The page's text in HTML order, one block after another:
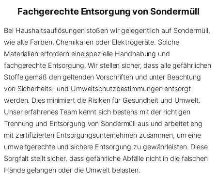
Fachgerechte Entsorgung vonSondermüll
Bei Haushaltsauflösungen stoßen wir gelegentlich auf Sondermüll,
wie alte Farben, Chemikalien oder Elektrogeräte. Solche
Materialien erfordern eine spezielle Handhabung und
fachgerechte Entsorgung. Wir stellen sicher, dass alle gefährlichen
Stoffe gemäß den geltenden Vorschriften und unter Beachtung
von Sicherheits- und Umweltschutzbestimmungen entsorgt
werden. Dies minimiert die Risiken für Gesundheit und Umwelt.
Unser erfahrenes Team kennt sich bestens mit der richtigen
Trennung und Entsorgung von Sondermüll aus und arbeitet eng
mit zertifizierten Entsorgungsunternehmen zusammen, um eine
umweltgerechte und sichere Entsorgung zu gewährleisten. Diese
Sorgfalt stellt sicher, dass gefährliche Abfälle nicht in die falschen
Hände gelangen oder die Umwelt belasten.